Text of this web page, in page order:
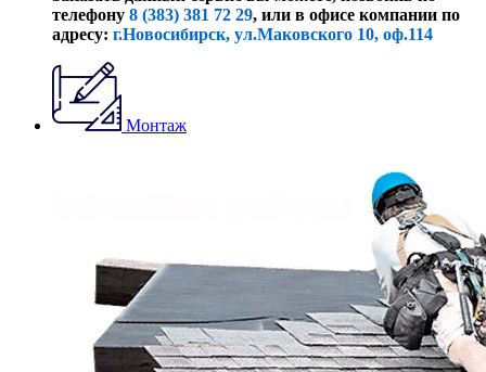
телефону 8 (383) 381 72 29, или в офисе компании по
адресу: г.Новосибирск, ул.Маковского 10, оф.114
Монтаж